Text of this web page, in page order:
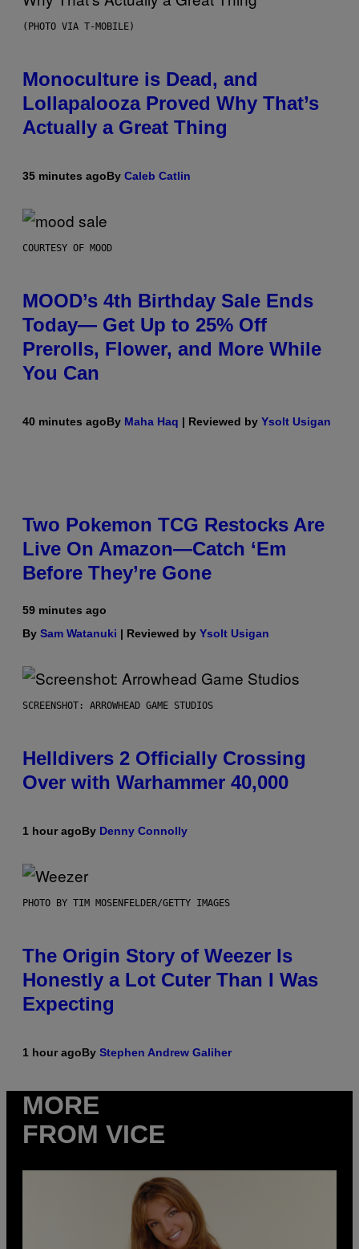
(PHOTO VIA T-MOBILE)
Monoculture is Dead, and
Lollapalooza Proved Why That’s
Actually a Great Thing
35 minutes agoBy Caleb Catlin
COURTESY OF MOOD
MOOD’s 4th Birthday Sale Ends
Today— Get Up to 25% Off
Prerolls, Flower, and More While
You Can
40 minutes agoBy Maha Haq | Reviewed by Ysolt Usigan
Two Pokemon TCG Restocks Are
Live On Amazon—Catch ‘Em
Before They’re Gone
59 minutes ago
By Sam Watanuki | Reviewed by Ysolt Usigan
SCREENSHOT: ARROWHEAD GAME STUDIOS
Helldivers 2 Officially Crossing
Over with Warhammer 40,000
1 hour agoBy Denny Connolly
PHOTO BY TIM MOSENFELDER/GETTY IMAGES
The Origin Story of Weezer Is
Honestly a Lot Cuter Than I Was
Expecting
1 hour agoBy Stephen Andrew Galiher
MORE
FROM VICE